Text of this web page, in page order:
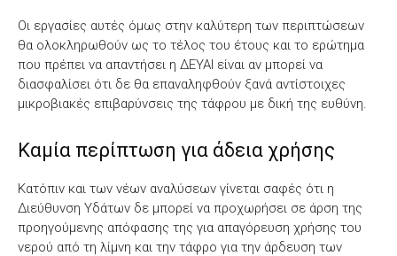
Οι εργασίες αυτές όμως στην καλύτερη των περιπτώσεων
θα ολοκληρωθούν ως το τέλος του έτους και το ερώτημα
που πρέπει να απαντήσει η ΔΕΥΑΙ είναι αν μπορεί να
διασφαλίσει ότι δε θα επαναληφθούν ξανά αντίστοιχες
μικροβιακές επιβαρύνσεις της τάφρου με δική της ευθύνη.
Καμία περίπτωση για άδεια χρήσης
Κατόπιν και των νέων αναλύσεων γίνεται σαφές ότι η
Διεύθυνση Υδάτων δε μπορεί να προχωρήσει σε άρση της
προηγούμενης απόφασης της για απαγόρευση χρήσης του
νερού από τη λίμνη και την τάφρο για την άρδευση των